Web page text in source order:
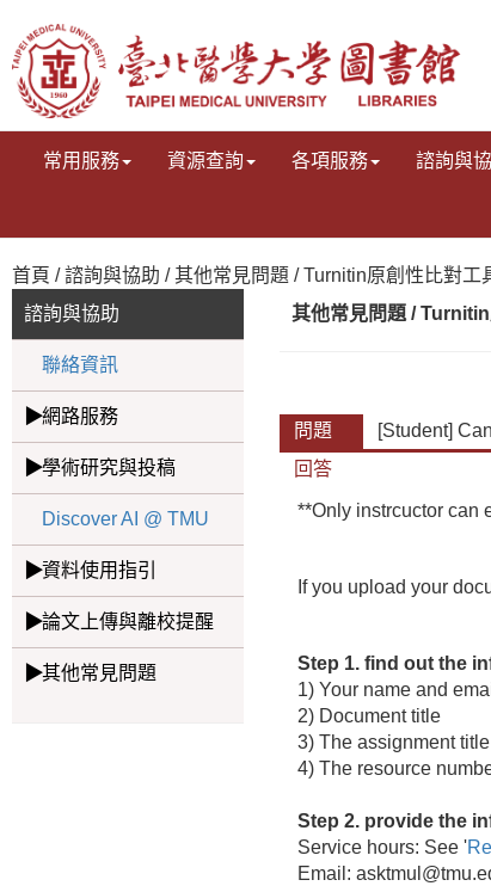
常用服務 資源查詢 各項服務 諮詢與
首頁 / 諮詢與協助 / 其他常見問題 / Turnitin原創性比對工
諮詢與協助
聯絡資訊
網路服務
學術研究與投稿
Discover AI @ TMU
資料使用指引
論文上傳與離校提醒
其他常見問題
其他常見問題 /
問題
[Student]
回答
**Only instrcuctor can
If you upload your
Step 1. find out the
1) Your name and
2) Document title
3) The assignment
4) The resource
Step 2. provide the
Service hours: See '
Email: